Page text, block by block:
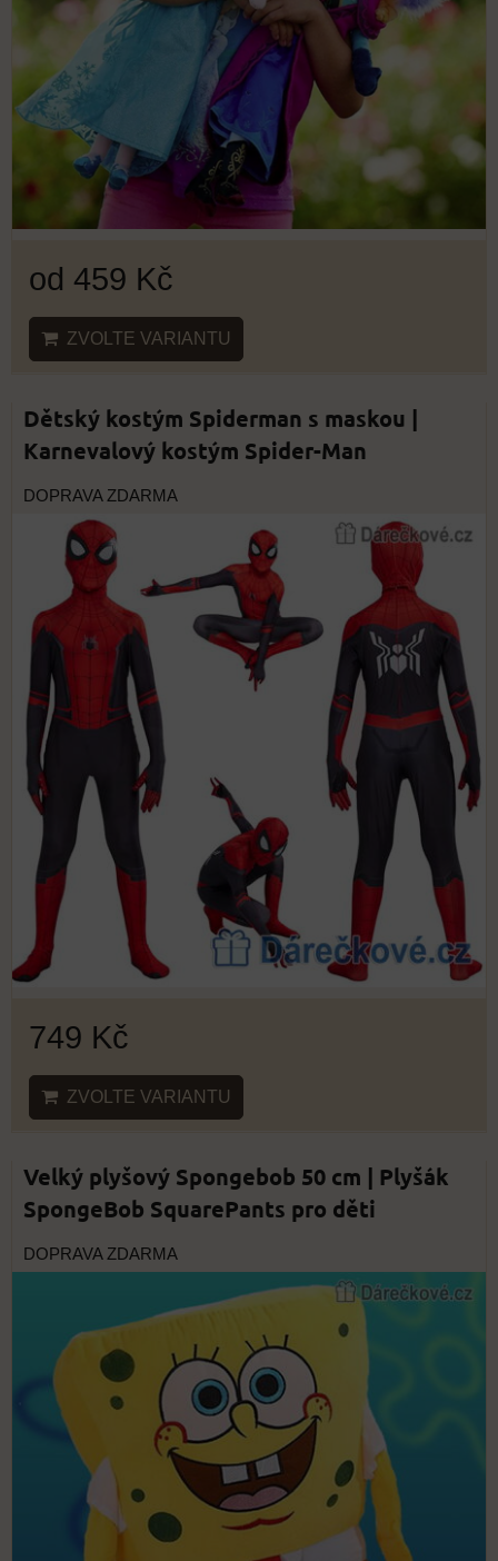
od 459 Kč
ZVOLTE VARIANTU
Dětský kostým Spiderman s maskou |
Karnevalový kostým Spider-Man
DOPRAVA ZDARMA
749 Kč
ZVOLTE VARIANTU
Velký plyšový Spongebob 50 cm | Plyšák
SpongeBob SquarePants pro děti
DOPRAVA ZDARMA